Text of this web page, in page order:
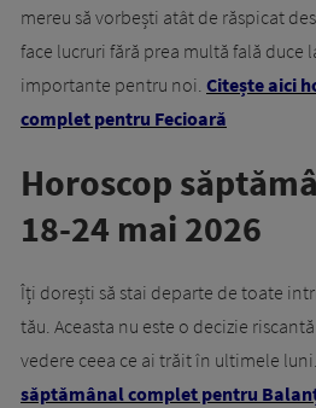
mereu să vorbești atât de răspicat
face lucruri fără prea multă fală duce
importante pentru noi. Citește aici
complet pentru Fecioară
Horoscop
18-24 mai 2026
Îți dorești să stai departe de toate
tău. Aceasta nu este o decizie
vedere ceea ce ai trăit în ultimele luni.
săptămânal complet pentru